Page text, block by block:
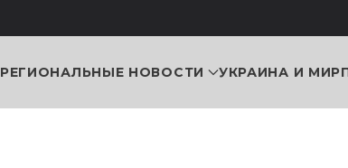
РЕГИОНАЛЬНЫЕ НОВОСТИ УКРАИНА И МИР